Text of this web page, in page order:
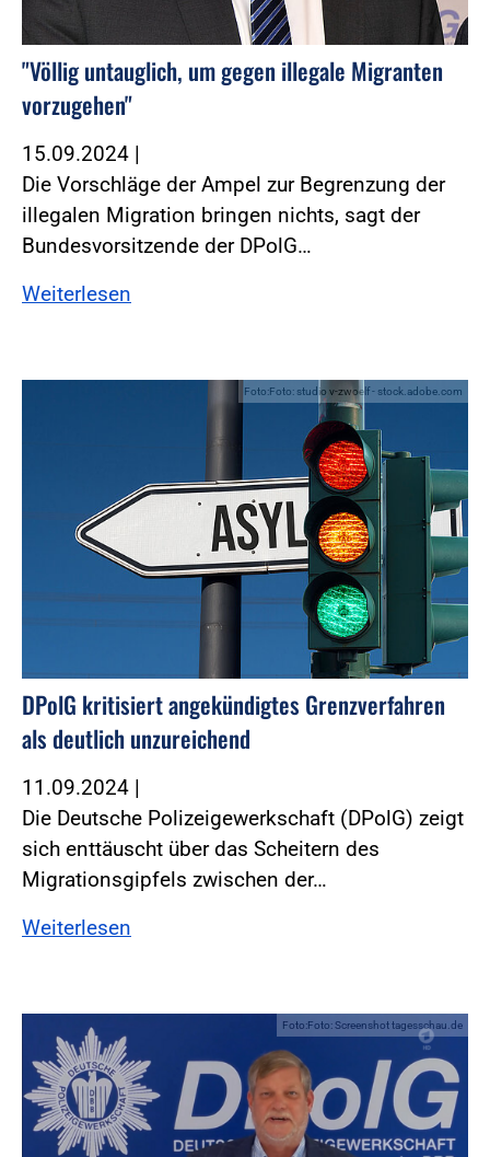
"Völlig untauglich, um gegen illegale Migranten
vorzugehen"
15.09.2024 |
Die Vorschläge der Ampel zur Begrenzung der
illegalen Migration bringen nichts, sagt der
Bundesvorsitzende der DPolG…
Weiterlesen
Foto:Foto: studio v-zwoelf - stock.adobe.com
DPolG kritisiert angekündigtes Grenzverfahren
als deutlich unzureichend
11.09.2024 |
Die Deutsche Polizeigewerkschaft (DPolG) zeigt
sich enttäuscht über das Scheitern des
Migrationsgipfels zwischen der…
Weiterlesen
Foto:Foto: Screenshot tagesschau.de